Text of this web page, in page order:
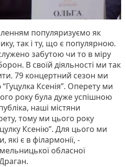
популяризуємо як
так і ту, що є популярною.
забутою чи то в міру
В своїй діяльності ми так
79 концертний сезон ми
Ксенія”. Оперету ми
року була дуже успішною
наші містяни
тому ми цього року
Ксенію”. Для цього ми
які є в філармонії, -
обласної